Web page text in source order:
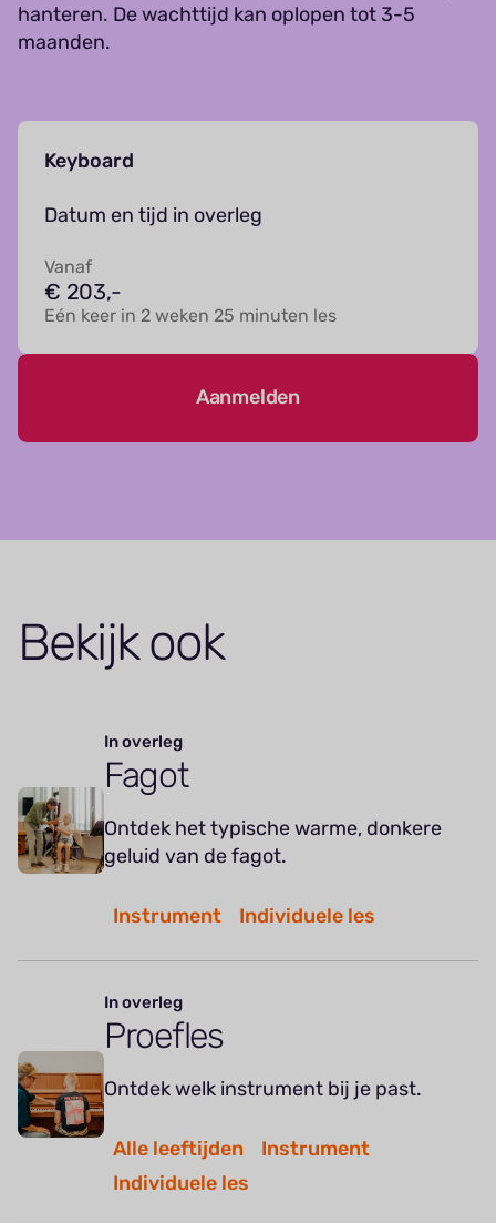
hanteren. De wachttijd kan oplopen tot 3-5
maanden.
Keyboard
Datum en tijd in overleg
Vanaf
€ 203,-
Eén keer in 2 weken 25 minuten les
Aanmelden
Bekijk ook
In overleg
Fagot
Ontdek het typische warme, donkere
geluid van de fagot.
Instrument Individuele les
In overleg
Proefles
Ontdek welk instrument bij je past.
Alle leeftijden
Instrument
Individuele les